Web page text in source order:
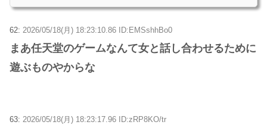
62: 2026/05/18(月) 18:23:10.86 ID:EMSshhBo0
まあ任天堂のゲームなんて女と話し合わせるために
遊ぶものやからな
63: 2026/05/18(月) 18:23:17.96 ID:zRP8KO/tr